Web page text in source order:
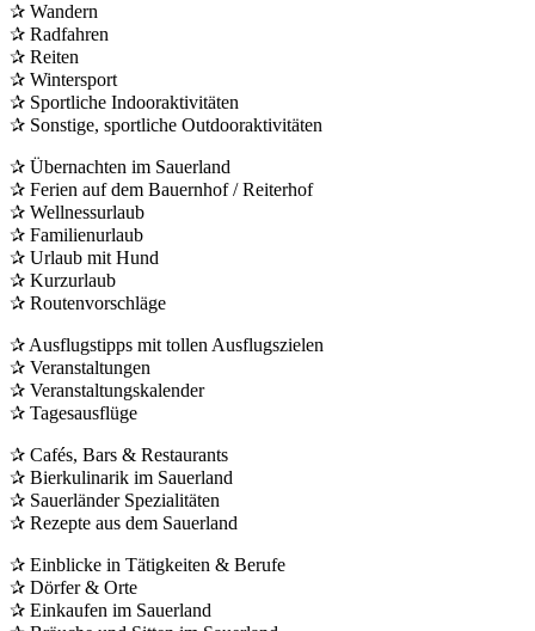
✰ Wandern
✰ Radfahren
✰ Reiten
✰ Wintersport
✰ Sportliche Indooraktivitäten
✰ Sonstige, sportliche Outdooraktivitäten
✰ Übernachten im Sauerland
✰ Ferien auf dem Bauernhof / Reiterhof
✰ Wellnessurlaub
✰ Familienurlaub
✰ Urlaub mit Hund
✰ Kurzurlaub
✰ Routenvorschläge
✰ Ausflugstipps mit tollen Ausflugszielen
✰ Veranstaltungen
✰ Veranstaltungskalender
✰ Tagesausflüge
✰ Cafés, Bars & Restaurants
✰ Bierkulinarik im Sauerland
✰ Sauerländer Spezialitäten
✰ Rezepte aus dem Sauerland
✰ Einblicke in Tätigkeiten & Berufe
✰ Dörfer & Orte
✰ Einkaufen im Sauerland